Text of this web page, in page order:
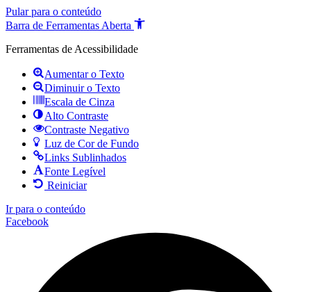
Pular para o conteúdo
Barra de Ferramentas Aberta
Ferramentas de Acessibilidade
Aumentar o Texto
Diminuir o Texto
Escala de Cinza
Alto Contraste
Contraste Negativo
Luz de Cor de Fundo
Links Sublinhados
Fonte Legível
Reiniciar
Ir para o conteúdo
Facebook